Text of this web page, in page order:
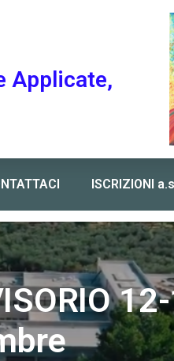
Applicate,
ISCRIZIONI